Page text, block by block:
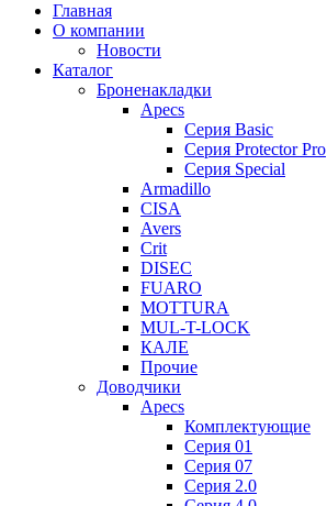
Главная
О компании
Новости
Каталог
Броненакладки
Apecs
Серия Basic
Серия Protector Pro
Серия Special
Armadillo
CISA
Avers
Crit
DISEC
FUARO
MOTTURA
MUL-T-LOCK
КАЛЕ
Прочие
Доводчики
Apecs
Комплектующие
Серия 01
Серия 07
Серия 2.0